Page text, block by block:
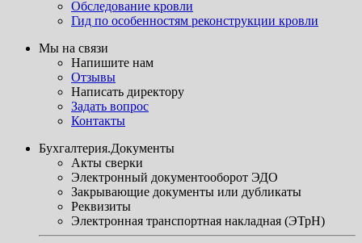
Обследование кровли
Гид по особенностям реконструкции кровли
Мы на связи
Напишите нам
Отзывы
Написать директору
Задать вопрос
Контакты
Бухгалтерия.Документы
Акты сверки
Электронный документооборот ЭДО
Закрывающие документы или дубликаты
Реквизиты
Электронная транспортная накладная (ЭТрН)